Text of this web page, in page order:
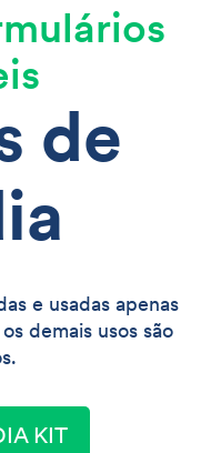
de
e usadas apenas
demais usos são
KIT